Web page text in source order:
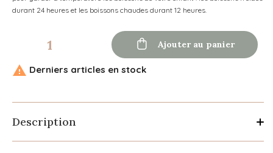
durant 24 heures et les boissons chaudes durant 12 heures.
 Ajouter au panier
 Derniers articles en stock
Description